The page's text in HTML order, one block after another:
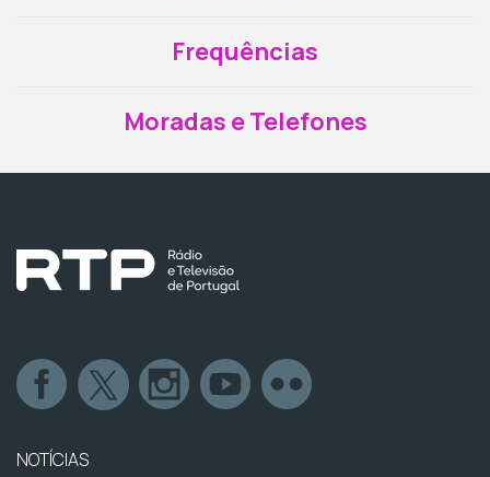
Frequências
Moradas e Telefones
NOTÍCIAS